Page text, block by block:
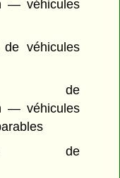
— véhicules
de véhicules
de
— véhicules
de